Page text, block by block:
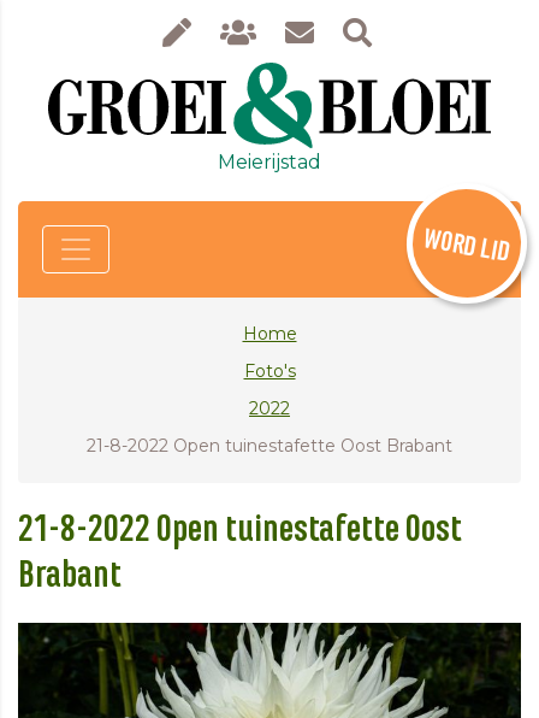
Meierijstad
WORD LID
Home
Foto's
2022
21-8-2022 Open tuinestafette Oost Brabant
21-8-2022 Open tuinestafette Oost
Brabant